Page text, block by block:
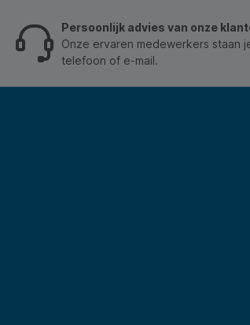
Persoonlijk advies van onze
Onze ervaren medewerkers staan
telefoon of e-mail.